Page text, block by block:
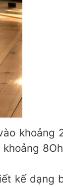
khoảng
kế dạng